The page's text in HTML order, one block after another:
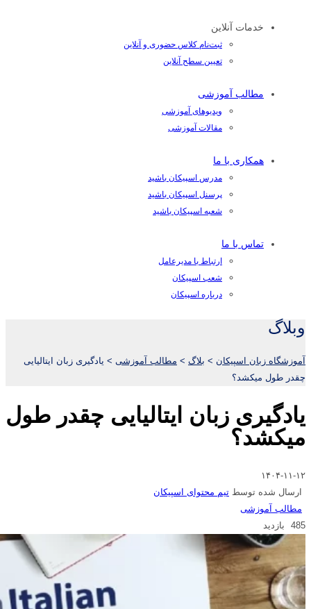
خدمات آنلاین
ثبت‌نام کلاس حضوری و آنلاین
تعیین سطح آنلاین
مطالب آموزشی
ویدیوهای آموزشی
مقالات آموزشی
همکاری با ما
مدرس اسپیکان باشید
پرسنل اسپیکان باشید
شعبه اسپیکان باشید
تماس با ما
ارتباط با مدیرعامل
شعب اسپیکان
درباره اسپیکان
وبلاگ
آموزشگاه زبان اسپیکان > بلاگ > مطالب آموزشی > یادگیری زبان ایتالیایی
چقدر طول میکشد؟
یادگیری زبان ایتالیایی چقدر طول
میکشد؟
۱۴۰۴-۱۱-۱۲
ارسال شده توسط تیم محتوای اسپیکان
مطالب آموزشی
485 بازدید